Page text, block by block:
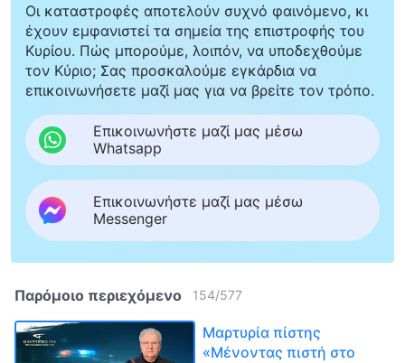
Οι καταστροφές αποτελούν συχνό φαινόμενο, κι
έχουν εμφανιστεί τα σημεία της επιστροφής του
Κυρίου. Πώς μπορούμε, λοιπόν, να υποδεχθούμε
τον Κύριο; Σας προσκαλούμε εγκάρδια να
επικοινωνήσετε μαζί μας για να βρείτε τον τρόπο.
Επικοινωνήστε μαζί μας μέσω
Whatsapp
Επικοινωνήστε μαζί μας μέσω
Messenger
Παρόμοιο περιεχόμενο 154/577
Μαρτυρία πίστης
«Μένοντας πιστή στο